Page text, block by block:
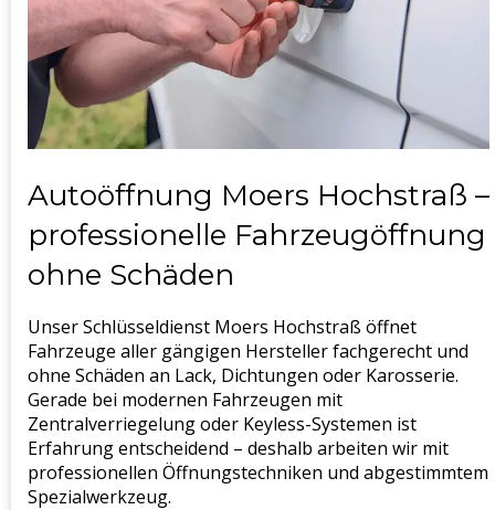
Autoöffnung Moers Hochstraß –
professionelle Fahrzeugöffnung
ohne Schäden
Unser Schlüsseldienst Moers Hochstraß öffnet
Fahrzeuge aller gängigen Hersteller fachgerecht und
ohne Schäden an Lack, Dichtungen oder Karosserie.
Gerade bei modernen Fahrzeugen mit
Zentralverriegelung oder Keyless-Systemen ist
Erfahrung entscheidend – deshalb arbeiten wir mit
professionellen Öffnungstechniken und abgestimmtem
Spezialwerkzeug.